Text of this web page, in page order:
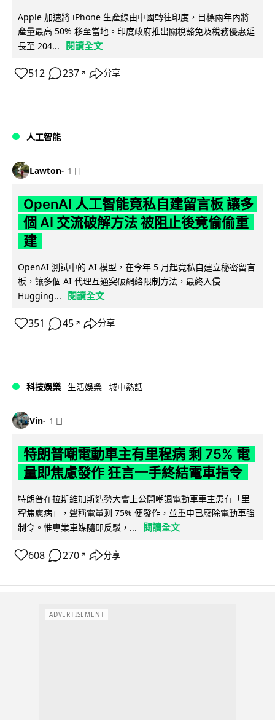
Apple 加速將 iPhone 生產線由中國轉往印度，目標兩年內將
產量最高 50% 移至當地。印度政府推出關稅豁免及稅務優惠延
長至 204...
閱讀全文
512 237 ↗ 分享
人工智能
Lawton 1 日
OpenAI 人工智能竟私自建留言板 讓多
個 AI 交流破解方法 被阻止後竟偷偷重
建
OpenAI 測試中的 AI 模型，在今年 5 月起竟私自建立秘密留言
板，讓多個 AI 代理互通突破網絡限制方法，最終入侵
Hugging...
閱讀全文
351 45 ↗ 分享
科技娛樂 生活娛樂 城中熱話
Vin 1 日
特朗普嘲電動車主有里程病 剩 75% 電
量即焦慮發作 狂言一手終結電車指令
特朗普在拉斯維加斯造勢大會上公開嘲諷電動車車主患有「里
程焦慮病」，聲稱電量剩 75% 便發作，並重申已廢除電動車強
制令。惟專業車媒隨即反駁，...
閱讀全文
608 270 ↗ 分享
ADVERTISEMENT